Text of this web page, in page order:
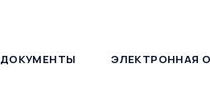
ДОКУМЕНТЫ ЭЛЕКТРОННАЯ